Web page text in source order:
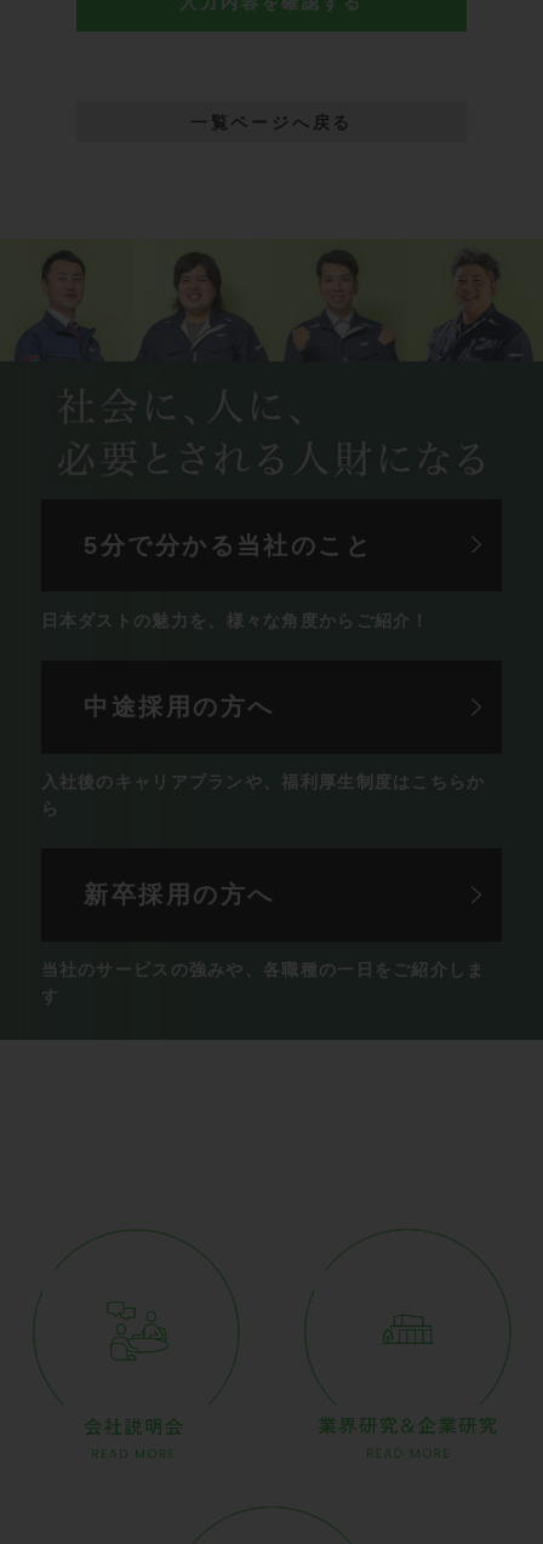
一覧ページへ戻る
5分で分かる 当社のこと
日本ダストの魅力を、 様々な角度からご紹介！
中途採用の方へ
入社後のキャリアプランや、 福利厚生制度はこちらか
ら
新卒採用の方へ
当社のサービスの強みや、 各職種の一日をご紹介しま
す